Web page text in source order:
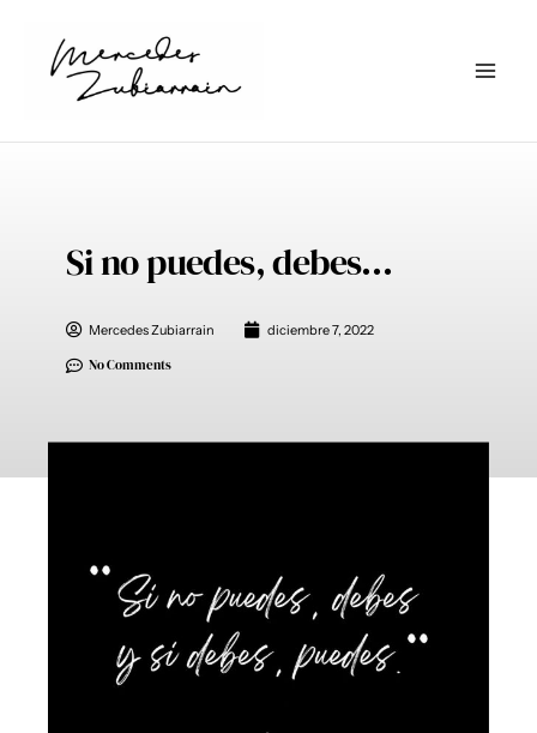
contenido
Si no puedes, debes…
Mercedes Zubiarrain diciembre 7, 2022
No Comments